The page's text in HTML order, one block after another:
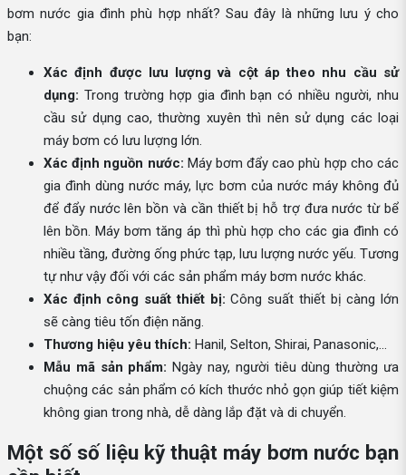
bơm nước gia đình phù hợp nhất? Sau đây là những lưu ý cho
bạn:
Xác định được lưu lượng và cột áp theo nhu cầu sử
dụng: Trong trường hợp gia đình bạn có nhiều người, nhu
cầu sử dụng cao, thường xuyên thì nên sử dụng các loại
máy bơm có lưu lượng lớn.
Xác định nguồn nước: Máy bơm đẩy cao phù hợp cho các
gia đình dùng nước máy, lực bơm của nước máy không đủ
để đẩy nước lên bồn và cần thiết bị hỗ trợ đưa nước từ bể
lên bồn. Máy bơm tăng áp thì phù hợp cho các gia đình có
nhiều tầng, đường ống phức tạp, lưu lượng nước yếu. Tương
tự như vậy đối với các sản phẩm máy bơm nước khác.
Xác định công suất thiết bị: Công suất thiết bị càng lớn
sẽ càng tiêu tốn điện năng.
Thương hiệu yêu thích: Hanil, Selton, Shirai, Panasonic,...
Mẫu mã sản phẩm: Ngày nay, người tiêu dùng thường ưa
chuộng các sản phẩm có kích thước nhỏ gọn giúp tiết kiệm
không gian trong nhà, dễ dàng lắp đặt và di chuyển.
Một số số liệu kỹ thuật máy bơm nước bạn